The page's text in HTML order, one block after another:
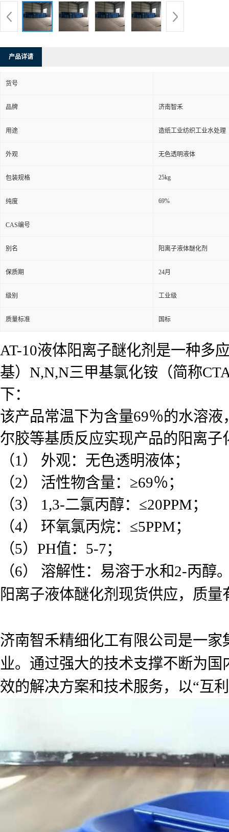
产品详请
货号
品牌 济南智禾
用途 造纸工业纺织工业水处理
外观 无色透明液体
包装规格 25kg
纯度 69%
CAS编号
别名 阳离子液体醚化剂
保质期 24月
级别 工业级
质量标准 国标
AT-10液体阳离子醚化剂是一种多
基）N,N,N三甲基氯化铵（简称
下：
该产品常温下为含量69％的水溶
尔胶等基质反应实现产品的阳离
（1） 外观：无色透明液体；
（2） 活性物含量：≥69％；
（3） 1,3-二氯丙醇：≤20PPM；
（4） 环氧氯丙烷：≤5PPM；
（5）PH值：5-7；
（6） 溶解性：易溶于水和2-丙醇
阳离子液体醚化剂现货供应，质
济南智禾精细化工有限公司是一
业。通过强大的技术支撑不断为
效的解决方案和技术服务，以“互